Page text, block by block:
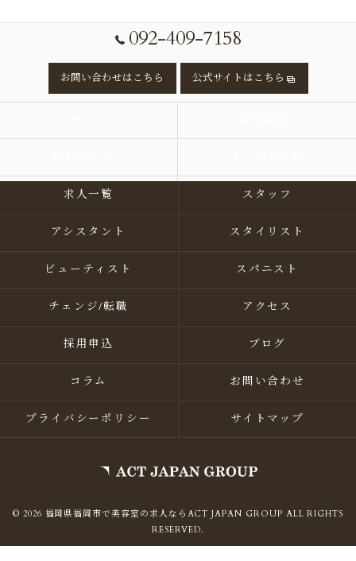
092-409-7158
お問い合わせはこちら 公式サイトはこちら
求人一覧 スタッフ
アシスタント スタイリスト
ビューティスト スパニスト
チェンジ/転職 アクセス
採用申込 ブログ
コラム お問い合わせ
プライバシーポリシー サイトマップ
© 2026 福岡県福岡市で美容室の求人ならACT JAPAN GROUP ALL RIGHTS
RESERVED.